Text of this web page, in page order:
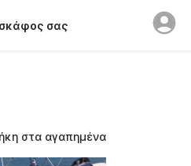
σας
στα αγαπημένα